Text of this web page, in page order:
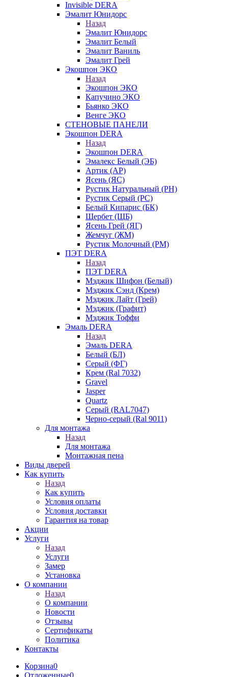
Invisible DERA
Эмалит Юнидорс
Назад
Эмалит Юнидорс
Эмалит Белый
Эмалит Ваниль
Эмалит Грей
Экошпон ЭКО
Назад
Экошпон ЭКО
Капучино ЭКО
Бьянко ЭКО
Венге ЭКО
СТЕНОВЫЕ ПАНЕЛИ
Экошпон DERA
Назад
Экошпон DERA
Эмалекс Белый (ЭБ)
Артик (АР)
Ясень (ЯС)
Рустик Натуральный (РН)
Рустик Серый (РС)
Белый Кипарис (БК)
Щербет (ЩБ)
Ясень Грей (ЯГ)
Жемчуг (ЖМ)
Рустик Молочный (РМ)
ПЭТ DERA
Назад
ПЭТ DERA
Мэджик Шифон (Белый)
Мэджик Сэнд (Крем)
Мэджик Лайт (Грей)
Мэджик (Графит)
Мэджик Тоффи
Эмаль DERA
Назад
Эмаль DERA
Белый (БЛ)
Серый (ФГ)
Крем (Ral 7032)
Gravel
Jasper
Quartz
Серый (RAL7047)
Черно-серый (Ral 9011)
Для монтажа
Назад
Для монтажа
Монтажная пена
Виды дверей
Как купить
Назад
Как купить
Условия оплаты
Условия доставки
Гарантия на товар
Акции
Услуги
Назад
Услуги
Замер
Установка
О компании
Назад
О компании
Новости
Отзывы
Сертификаты
Политика
Контакты
Корзина0
Отложенные0